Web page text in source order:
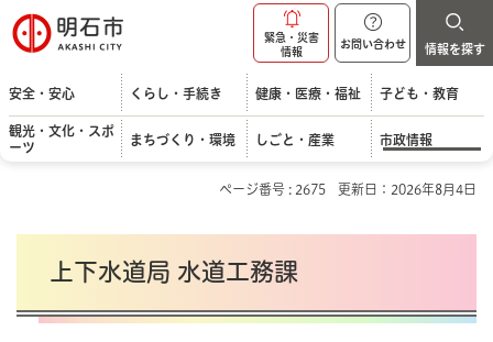
明石市
緊急・災害
情報
お問い合わせ 情報を探す
安全・安心 くらし・手続き 健康・医療・福祉 子ども・教育
観光・文化・スポ
ーツ
まちづくり・環境 しごと・産業 市政情報
ページ番号 : 2675 更新日：2026年8月4日
上下水道局 水道工務課